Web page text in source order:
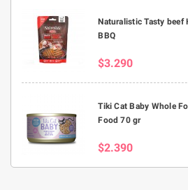
Naturalistic Tasty beef
BBQ
$3.290
Tiki Cat Baby Whole
Food 70 gr
$2.390